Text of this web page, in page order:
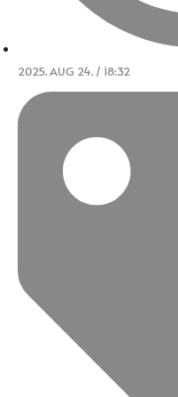
2025. AUG 24. / 18:32